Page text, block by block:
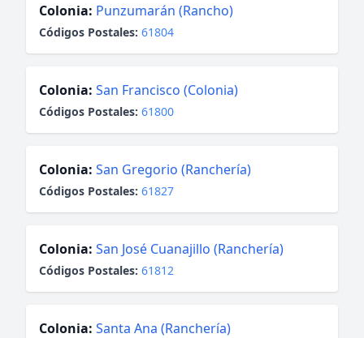
Colonia: Punzumarán (Rancho)
Códigos Postales: 61804
Colonia: San Francisco (Colonia)
Códigos Postales: 61800
Colonia: San Gregorio (Ranchería)
Códigos Postales: 61827
Colonia: San José Cuanajillo (Ranchería)
Códigos Postales: 61812
Colonia: Santa Ana (Ranchería)